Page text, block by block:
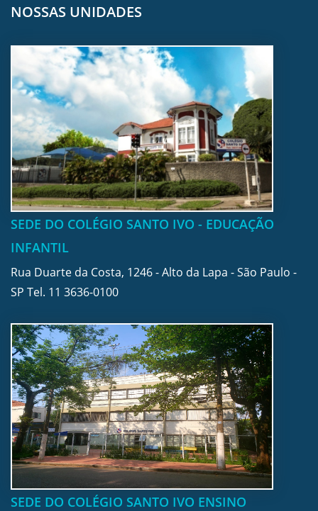
NOSSAS UNIDADES
SEDE DO COLÉGIO SANTO IVO - EDUCAÇÃO
INFANTIL
Rua Duarte da Costa, 1246 - Alto da Lapa - São Paulo -
SP Tel. 11 3636-0100
SEDE DO COLÉGIO SANTO IVO ENSINO